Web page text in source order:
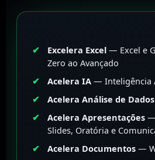
Excelera Excel — Excel e
Zero ao Avançado
Acelera IA — Inteligência
Acelera Análise de Dados
Acelera Apresentações —
Slides, Oratória e
Acelera Documentos —